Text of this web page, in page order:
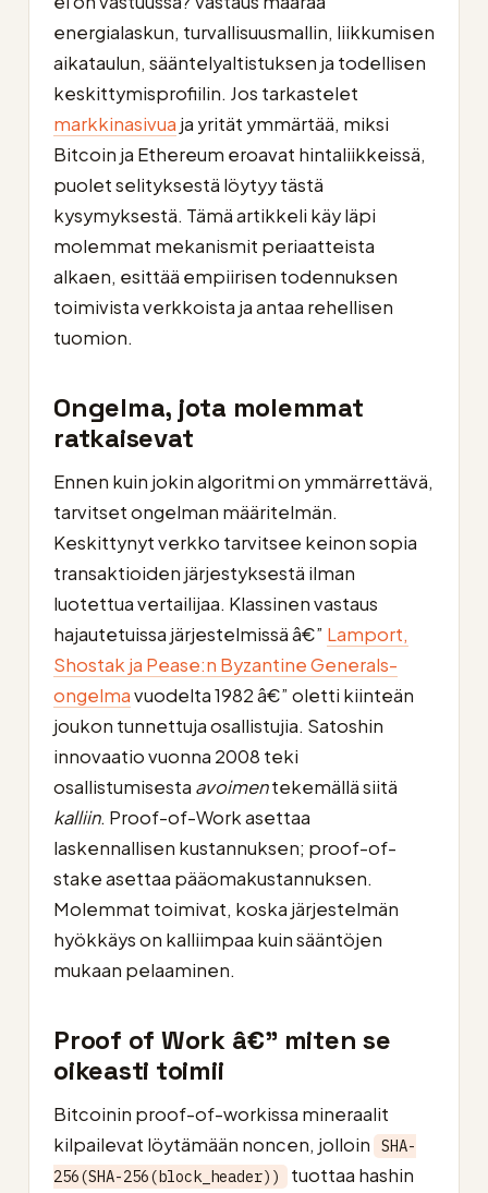
energialaskun, turvallisuusmallin, liikkumisen
aikataulun, sääntelyaltistuksen ja todellisen
keskittymisprofiilin. Jos tarkastelet
markkinasivua ja yrität ymmärtää, miksi
Bitcoin ja Ethereum eroavat hintaliikkeissä,
puolet selityksestä löytyy tästä
kysymyksestä. Tämä artikkeli käy läpi
molemmat mekanismit periaatteista
alkaen, esittää empiirisen todennuksen
toimivista verkkoista ja antaa rehellisen
tuomion.
Ongelma, jota molemmat
ratkaisevat
Ennen kuin jokin algoritmi on ymmärrettävä,
tarvitset ongelman määritelmän.
Keskittynyt verkko tarvitsee keinon sopia
transaktioiden järjestyksestä ilman
luotettua vertailijaa. Klassinen vastaus
hajautetuissa järjestelmissä â€” Lamport,
Shostak ja Pease:n Byzantine Generals-
ongelmavuodelta 1982 â€” oletti kiinteän
joukon tunnettuja osallistujia. Satoshin
innovaatio vuonna 2008 teki
osallistumisesta avoimentekemällä siitä
kalliin. Proof-of-Work asettaa
laskennallisen kustannuksen; proof-of-
stake asettaa pääomakustannuksen.
Molemmat toimivat, koska järjestelmän
hyökkäys on kalliimpaa kuin sääntöjen
mukaan pelaaminen.
Proof of Work â€” miten se
oikeasti toimii
Bitcoinin proof-of-workissa mineraalit
kilpailevat löytämään noncen, jolloin
SHA-
256(SHA-256(block_header))
tuottaa hashin